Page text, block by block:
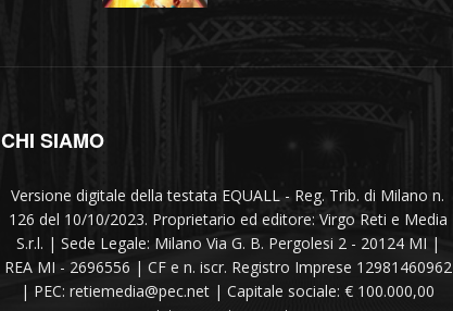
CHI SIAMO
Versione digitale della testata EQUALL - Reg. Trib. di Milano n.
126 del 10/10/2023. Proprietario ed editore: Virgo Reti e Media
S.r.l. | Sede Legale: Milano Via G. B. Pergolesi 2 - 20124 MI |
REA MI - 2696556 | CF e n. iscr. Registro Imprese 12981460962
| PEC: retiemedia@pec.net | Capitale sociale: € 100.000,00